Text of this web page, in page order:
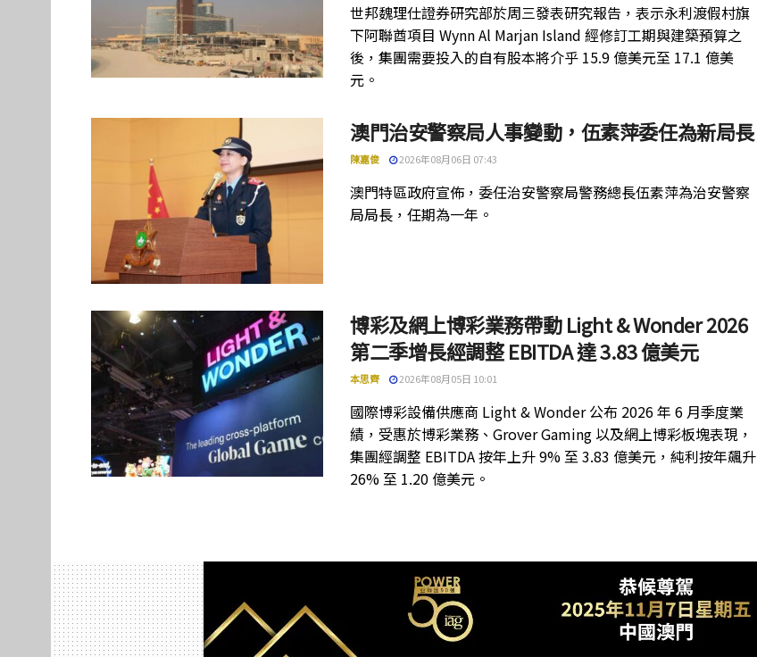
世邦魏理仕證券研究部於周三發表研究報告，表示永利渡假村旗
下阿聯酋項目 Wynn Al Marjan Island 經修訂工期與建築預算之
後，集團需要投入的自有股本將介乎 15.9 億美元至 17.1 億美
元。
澳門治安警察局人事變動，伍素萍委任為新局長
陳嘉俊 2026年08月06日 07:43
澳門特區政府宣佈，委任治安警察局警務總長伍素萍為治安警察
局局長，任期為一年。
博彩及網上博彩業務帶動 Light & Wonder 2026
第二季增長經調整 EBITDA 達 3.83 億美元
本思齊 2026年08月05日 10:01
國際博彩設備供應商 Light & Wonder 公布 2026 年 6 月季度業
績，受惠於博彩業務、Grover Gaming 以及網上博彩板塊表現，
集團經調整 EBITDA 按年上升 9% 至 3.83 億美元，純利按年飆升
26% 至 1.20 億美元。